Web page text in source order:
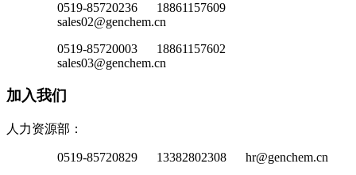
0519-85720236 18861157609
sales02@genchem.cn
0519-85720003 18861157602
sales03@genchem.cn
加入我们
人力资源部：
0519-85720829 13382802308 hr@genchem.cn